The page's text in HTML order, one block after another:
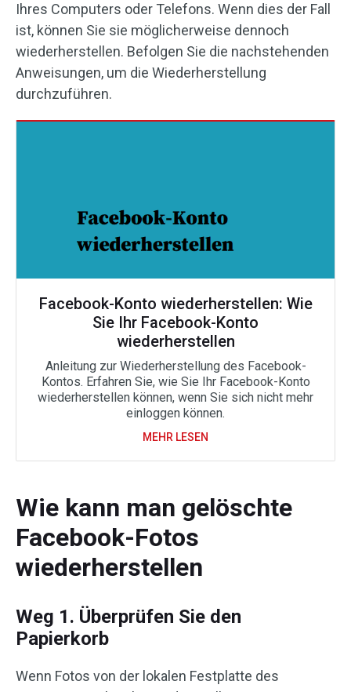
Ihres Computers oder Telefons. Wenn dies der Fall
ist, können Sie sie möglicherweise dennoch
wiederherstellen. Befolgen Sie die nachstehenden
Anweisungen, um die Wiederherstellung
durchzuführen.
Facebook-Konto wiederherstellen: Wie
Sie Ihr Facebook-Konto
wiederherstellen
Anleitung zur Wiederherstellung des Facebook-
Kontos. Erfahren Sie, wie Sie Ihr Facebook-Konto
wiederherstellen können, wenn Sie sich nicht mehr
einloggen können.
MEHR LESEN
Wie kann man gelöschte
Facebook-Fotos
wiederherstellen
Weg 1. Überprüfen Sie den
Papierkorb
Wenn Fotos von der lokalen Festplatte des